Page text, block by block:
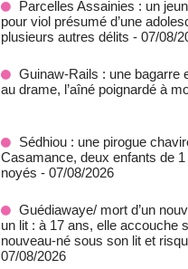
Parcelles Assainies : un
pour viol présumé d’une
plusieurs autres délits - 07/08/
Guinaw-Rails : une bagarre
au drame, l’aîné poignardé à
Sédhiou : une pirogue
Casamance, deux enfants de
noyés - 07/08/2026
Guédiawaye/ mort d’un
un lit : à 17 ans, elle accouche
nouveau-né sous son lit et
07/08/2026